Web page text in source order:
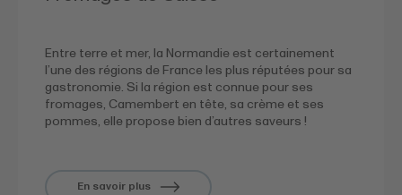
Entre terre et mer, la Normandie est certainement
l’une des régions de France les plus réputées pour sa
gastronomie. Si la région est connue pour ses
fromages, Camembert en tête, sa crème et ses
pommes, elle propose bien d’autres saveurs !
En savoir plus